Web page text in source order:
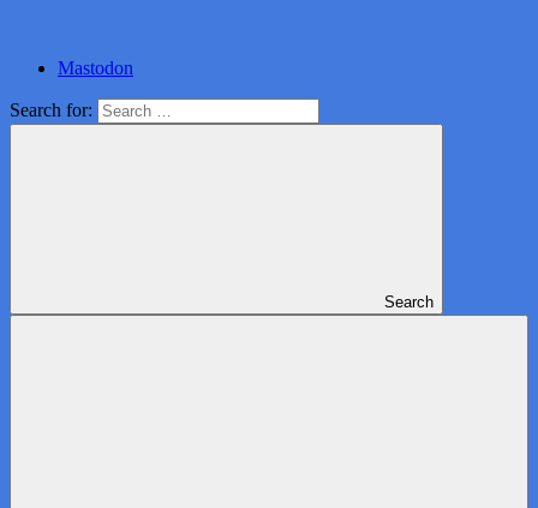
Mastodon
Search for:
Search